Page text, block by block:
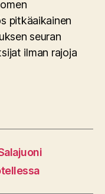
pitkäaikainen
seuran
ilman rajoja